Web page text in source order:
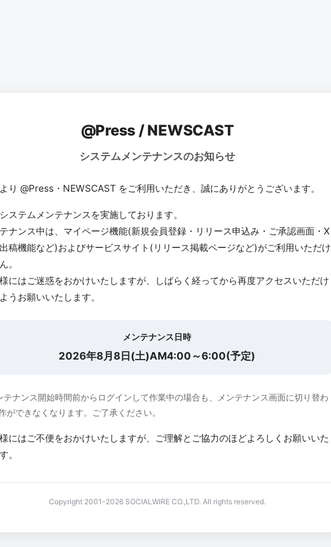
@Press / NEWSCAST
システムメンテナンスのお知らせ
り @Press・NEWSCAST をご利用いただき、誠にありがとうございます。
ステムメンテナンスを実施しております。
ナンス中は、マイページ機能(新規会員登録・リリース申込み・ご承認画面・X
稿機能など)およびサービスサイト(リリース掲載ページなど)がご利用いただけ
。
にはご迷惑をおかけいたしますが、しばらく経ってから再度アクセスいただけ
うお願いいたします。
メンテナンス日時
2026年8月8日(土)AM4:00～6:00(予定)
テナンス開始時間前からログインして作業中の場合も、メンテナンス画面に切り替わ
ができなくなります。ご了承ください。
にはご不便をおかけいたしますが、ご理解とご協力のほどよろしくお願いいた
。
Copyright 2001-2026 SOCIALWIRE CO.,LTD. All rights reserved.